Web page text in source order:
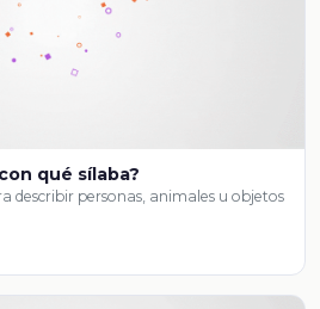
qué sílaba?
describir personas, animales u objetos